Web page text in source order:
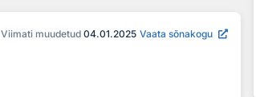
Viimati muudetud 04.01.2025 Vaata sõnakogu